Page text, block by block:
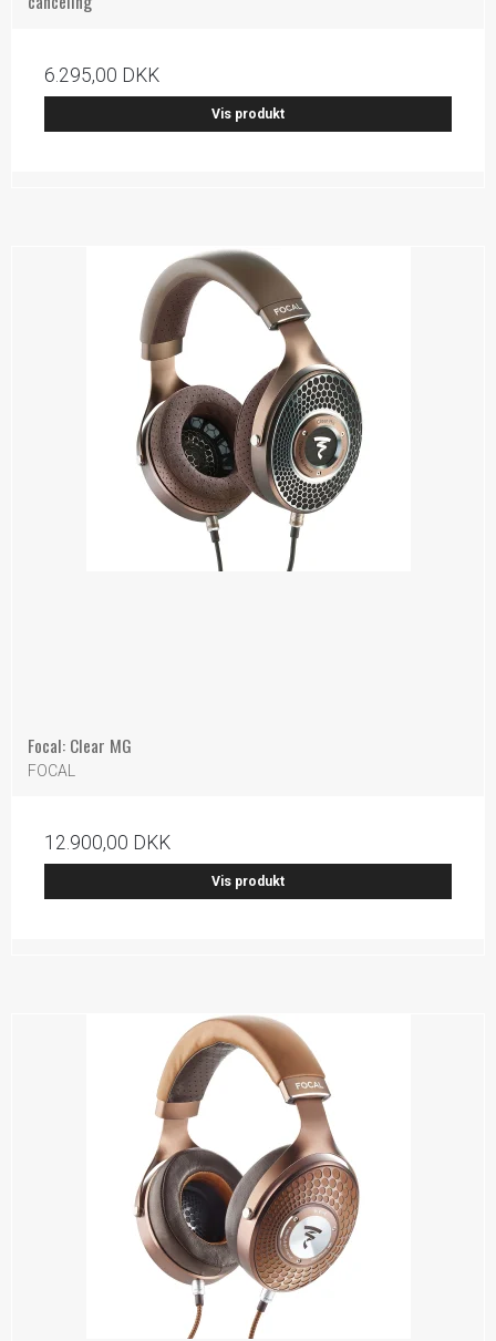
6.295,00 DKK
Vis produkt
Focal: Clear MG
FOCAL
12.900,00 DKK
Vis produkt